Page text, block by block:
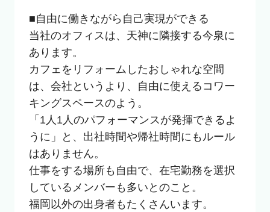
■自由に働きながら自己実現ができる
当社のオフィスは、天神に隣接する今泉に
あります。
カフェをリフォームしたおしゃれな空間
は、会社というより、自由に使えるコワー
キングスペースのよう。
「1人1人のパフォーマンスが発揮できるよ
うに」と、出社時間や帰社時間にもルール
はありません。
仕事をする場所も自由で、在宅勤務を選択
しているメンバーも多いとのこと。
福岡以外の出身者もたくさんいます。